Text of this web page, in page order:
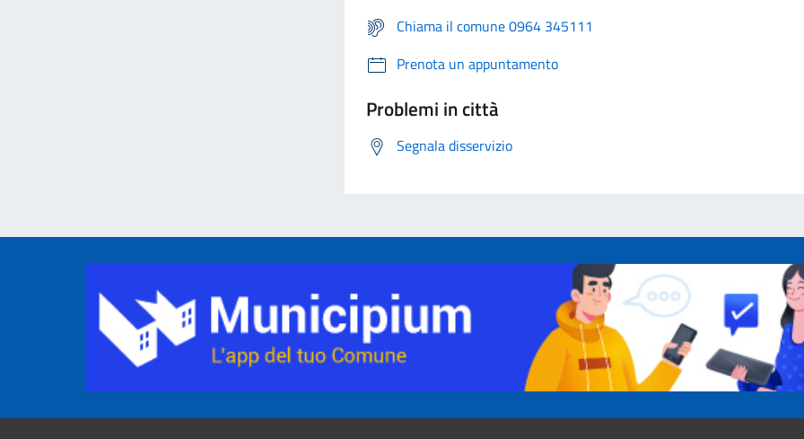
Chiama il comune 0964 345111
Prenota un appuntamento
Problemi in città
Segnala disservizio